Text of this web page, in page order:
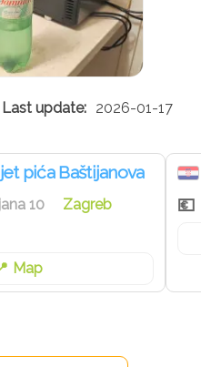
2026-01-17
pića Baštijanova
10
Zagreb
Map